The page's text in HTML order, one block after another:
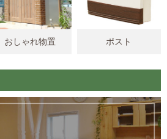
おしゃれ物置 ポスト